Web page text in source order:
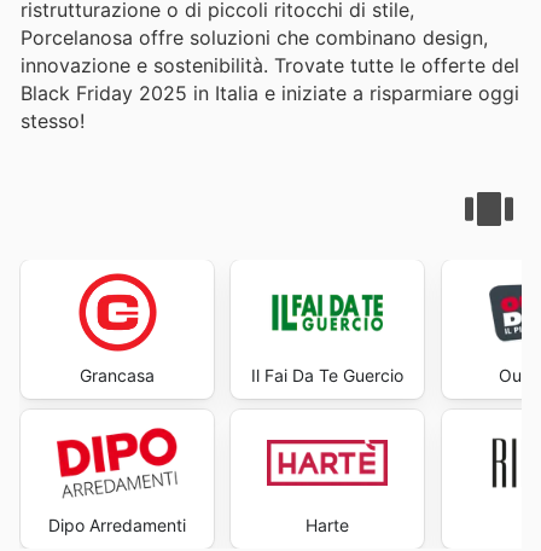
ristrutturazione o di piccoli ritocchi di stile,
Porcelanosa offre soluzioni che combinano design,
innovazione e sostenibilità. Trovate tutte le offerte del
Black Friday 2025 in Italia e iniziate a risparmiare oggi
stesso!
Grancasa
Dipo Arredamenti
Il Fai Da Te Guercio
Harte